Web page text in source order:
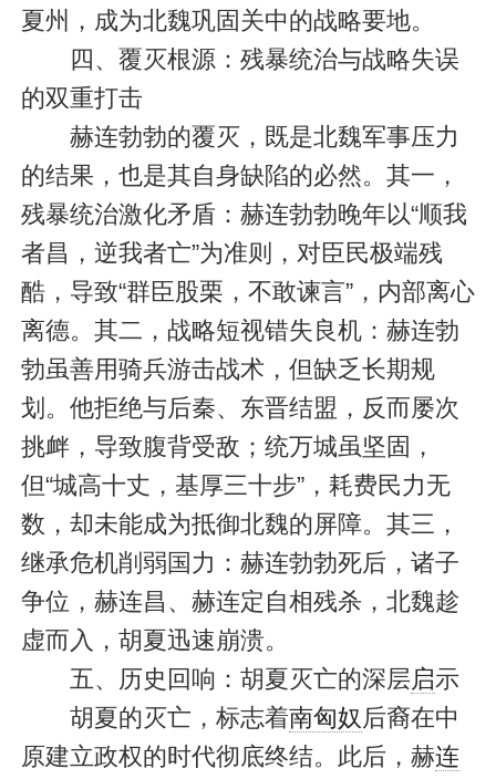
夏州，成为北魏巩固关中的战略要地。
四、覆灭根源：残暴统治与战略失误
的双重打击
赫连勃勃的覆灭，既是北魏军事压力
的结果，也是其自身缺陷的必然。其一，
残暴统治激化矛盾：赫连勃勃晚年以“顺我
者昌，逆我者亡”为准则，对臣民极端残
酷，导致“群臣股栗，不敢谏言”，内部离心
离德。其二，战略短视错失良机：赫连勃
勃虽善用骑兵游击战术，但缺乏长期规
划。他拒绝与后秦、东晋结盟，反而屡次
挑衅，导致腹背受敌；统万城虽坚固，
但“城高十丈，基厚三十步”，耗费民力无
数，却未能成为抵御北魏的屏障。其三，
继承危机削弱国力：赫连勃勃死后，诸子
争位，赫连昌、赫连定自相残杀，北魏趁
虚而入，胡夏迅速崩溃。
五、历史回响：胡夏灭亡的深层启示
胡夏的灭亡，标志着南匈奴 后裔在中
原建立政权的时代彻底终结。此后，赫连